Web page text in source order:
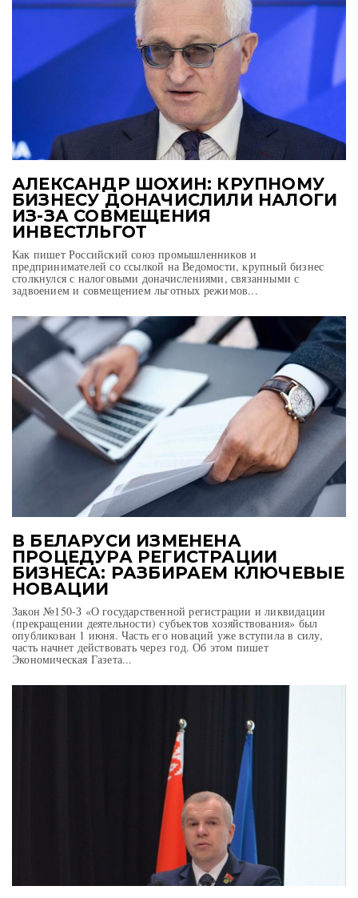
АЛЕКСАНДР ШОХИН: КРУПНОМУ
БИЗНЕСУ ДОНАЧИСЛИЛИ НАЛОГИ
ИЗ-ЗА СОВМЕЩЕНИЯ
ИНВЕСТЛЬГОТ
Как пишет Российский союз промышленников и
предпринимателей со ссылкой на Ведомости, крупный бизнес
столкнулся с налоговыми доначислениями, связанными с
задвоением и совмещением льготных режимов...
В БЕЛАРУСИ ИЗМЕНЕНА
ПРОЦЕДУРА РЕГИСТРАЦИИ
БИЗНЕСА: РАЗБИРАЕМ КЛЮЧЕВЫЕ
НОВАЦИИ
Закон №150-З «О государственной регистрации и ликвидации
(прекращении деятельности) субъектов хозяйствования» был
опубликован 1 июня. Часть его новаций уже вступила в силу,
часть начнет действовать через год. Об этом пишет
Экономическая Газета...